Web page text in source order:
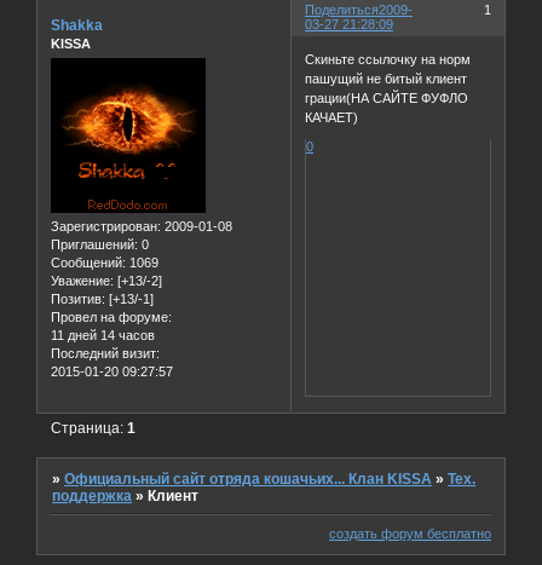
Поделиться 1
2009-
03-27 21:28:09
Shakka
KISSA
Зарегистрирован: 2009-01-08
Приглашений: 0
Сообщений: 1069
Уважение: [+13/-2]
Позитив: [+13/-1]
Провел на форуме:
11 дней 14 часов
Последний визит:
2015-01-20 09:27:57
Скиньте ссылочку на норм
пашущий не битый клиент
грации(НА САЙТЕ ФУФЛО
КАЧАЕТ)
0
Страница:1
»Официальный сайт отряда кошачьих... Клан KISSA »Тех.
поддержка »Клиент
создать форум бесплатно